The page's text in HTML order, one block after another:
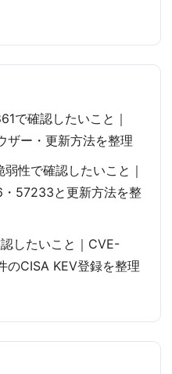
で確認したいこと｜
ザー・更新方法を整理
性で確認したいこと｜
57233と更新方法を整
したいこと｜CVE-
CISA KEV登録を整理